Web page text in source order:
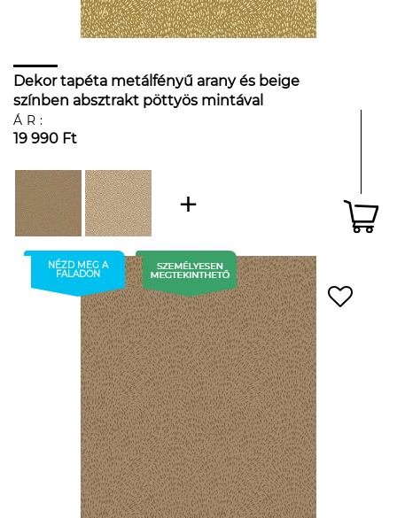
Dekor tapéta metálfényű arany és beige
színben absztrakt pöttyös mintával
ÁR:
19 990 Ft
NÉZD MEG A
FALADON